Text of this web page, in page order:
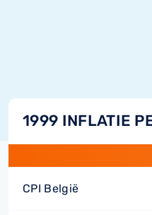
1999 INFLATIE
CPI België